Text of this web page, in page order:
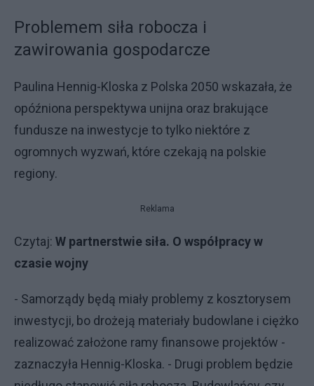
Problemem siła robocza i
zawirowania gospodarcze
Paulina Hennig-Kloska z Polska 2050 wskazała, że
opóźniona perspektywa unijna oraz brakujące
fundusze na inwestycje to tylko niektóre z
ogromnych wyzwań, które czekają na polskie
regiony.
Reklama
Czytaj: W partnerstwie siła. O współpracy w
czasie wojny
- Samorządy będą miały problemy z kosztorysem
inwestycji, bo drożeją materiały budowlane i ciężko
realizować założone ramy finansowe projektów -
zaznaczyła Hennig-Kloska. - Drugi problem będzie